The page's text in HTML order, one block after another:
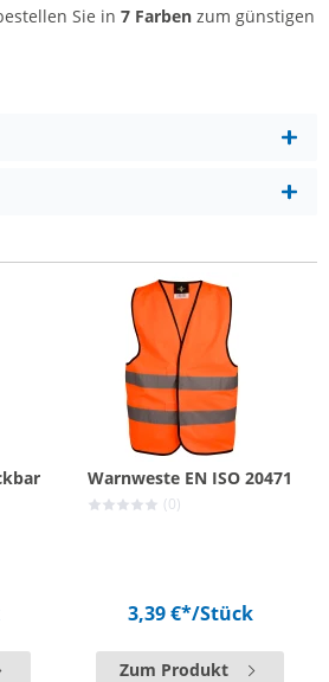
Sie in 7 Farben zum günstigen
Warnweste EN ISO 20471
(0)
3,39 €*/Stück
Zum Produkt